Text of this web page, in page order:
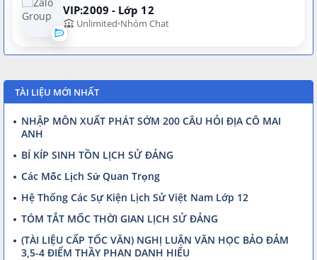
VIP:2009 - Lớp 12
Unlimited Nhóm Chat
TÀI LIỆU MỚI NHẤT
NHẬP MÔN XUẤT PHÁT SỚM 200 CÂU HỎI ĐỊA CÔ MAI
ANH
BÍ KÍP SINH TỒN LỊCH SỬ ĐẢNG
Các Mốc Lịch Sử Quan Trọng
Hệ Thống Các Sự Kiện Lịch Sử Việt Nam Lớp 12
TÓM TẮT MỐC THỜI GIAN LỊCH SỬ ĐẢNG
(TÀI LIỆU CẤP TỐC VĂN) NGHỊ LUẬN VĂN HỌC BẢO ĐẢM
3,5-4 ĐIỂM THẦY PHAN DANH HIẾU